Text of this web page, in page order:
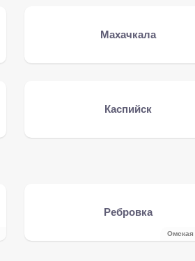
Махачкала
Каспийск
Ребровка
Омская